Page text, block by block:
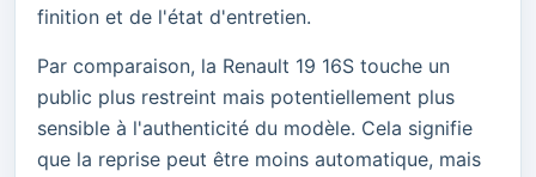
finition et de l'état d'entretien.
Par comparaison, la Renault 19 16S touche un
public plus restreint mais potentiellement plus
sensible à l'authenticité du modèle. Cela signifie
que la reprise peut être moins automatique, mais